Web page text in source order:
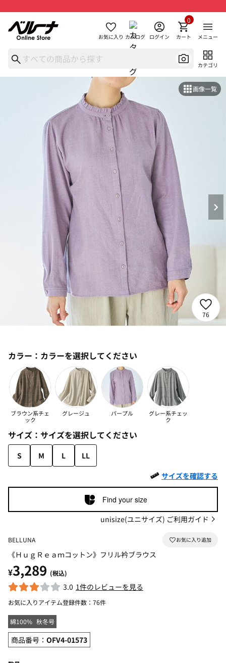
お気に入り カタログ ログイン カート
0
メニュー
カテゴリ
画像一覧
76
カラー： カラーを選択してください
ブラウン系チェ
ック
グレージュ パープル
グレー系チェッ
ク
サイズ： サイズを選択してください
S M L
LL
サイズを確認する
Find your size
unisize(ユニサイズ) ご利用ガイド
BELLUNA
《ＨｕｇＲｅａｍコットン》フリル衿ブラウス
¥3,289 (税込)
3.0 1件のレビューを見る
お気に入りアイテム登録件数： 76件
綿100% 秋冬号
商品番号： OFV4-01573